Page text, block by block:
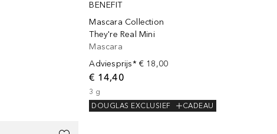
BENEFIT
Mascara Collection
They're Real Mini
Mascara
Adviesprijs* € 18,00
€ 14,40
3 g
DOUGLAS EXCLUSIEF
CADEAU